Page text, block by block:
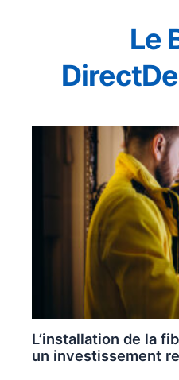
Le
L’installation de la
un investissement